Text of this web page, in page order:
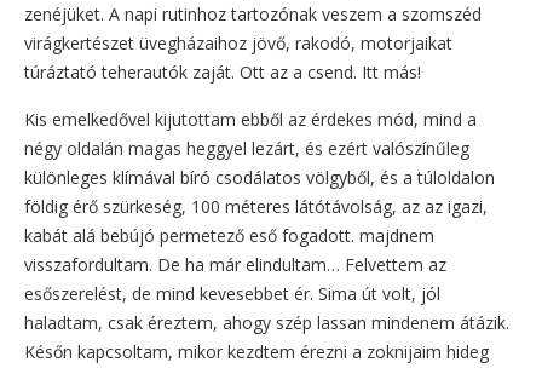
zenéjüket. A napi rutinhoz tartozónak veszem a szomszéd
virágkertészet üvegházaihoz jövő, rakodó, motorjaikat
túráztató teherautók zaját. Ott az a csend. Itt más!
Kis emelkedővel kijutottam ebből az érdekes mód, mind a
négy oldalán magas heggyel lezárt, és ezért valószínűleg
különleges klímával bíró csodálatos völgyből, és a túloldalon
földig érő szürkeség, 100 méteres látótávolság, az az igazi,
kabát alá bebújó permetező eső fogadott. majdnem
visszafordultam. De ha már elindultam… Felvettem az
esőszerelést, de mind kevesebbet ér. Sima út volt, jól
haladtam, csak éreztem, ahogy szép lassan mindenem átázik.
Későn kapcsoltam, mikor kezdtem érezni a zoknijaim hideg